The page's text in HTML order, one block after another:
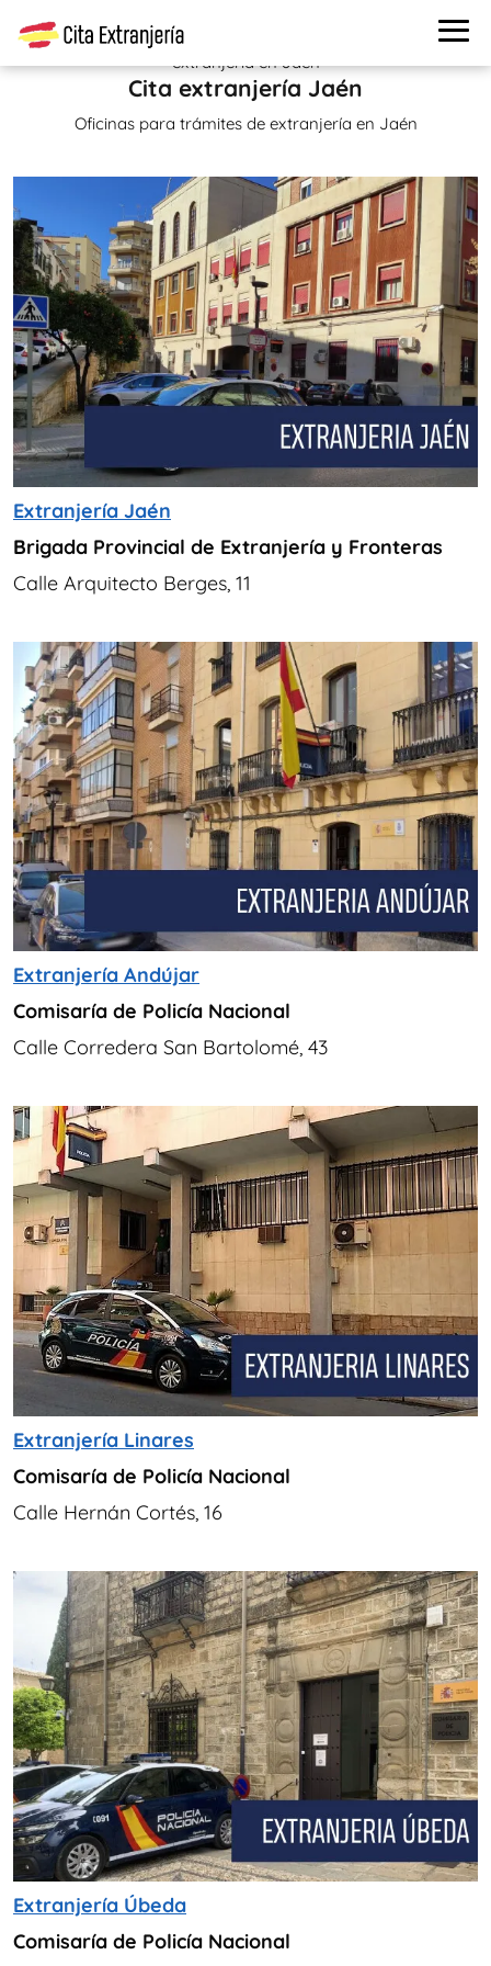
Cita extranjería>Oficinas de extranjería
> Oficinas de
extranjería en Jaén
Cita extranjería Jaén
Oficinas para trámites de extranjería en Jaén
Extranjería Jaén
Brigada Provincial de Extranjería y Fronteras
Calle Arquitecto Berges, 11
Extranjería Andújar
Comisaría de Policía Nacional
Calle Corredera San Bartolomé, 43
Extranjería Linares
Comisaría de Policía Nacional
Calle Hernán Cortés, 16
Extranjería Úbeda
Comisaría de Policía Nacional